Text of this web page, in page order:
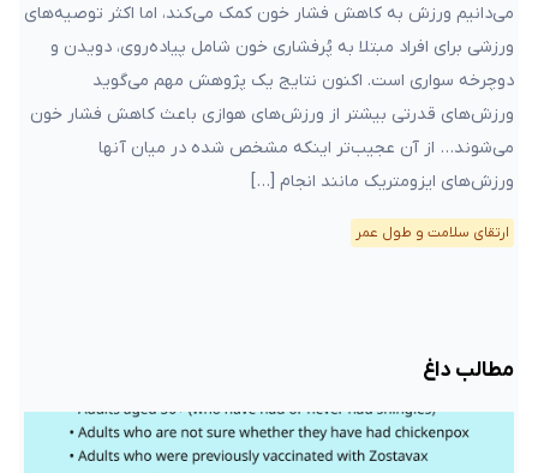
می‌دانیم ورزش به کاهش فشار خون کمک می‌کند، اما اکثر توصیه‌های
ورزشی برای افراد مبتلا به پُرفشاری خون شامل پیاده‌روی، دویدن و
دوچرخه سواری است. اکنون نتایج یک پژوهش مهم می‌گوید
ورزش‌های قدرتی بیشتر از ورزش‌های هوازی باعث کاهش فشار خون
می‌شوند… از آن عجیب‌تر اینکه مشخص شده در میان‌ آنها
ورزش‌های ایزومتریک مانند انجام […]
ارتقای سلامت و طول عمر
مطالب داغ